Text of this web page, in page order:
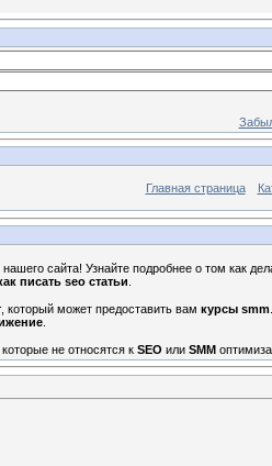
Главная страница
нашего сайта! Узнайте подробнее о том как
писать seo статьи
, который может предоставить вам курсы smm
не относятся к SEO или SMM